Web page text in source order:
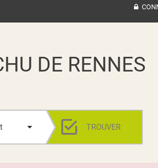
DE RENNES
TROUVER